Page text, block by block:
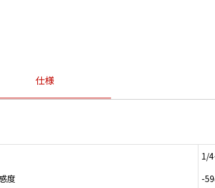
仕様
1/
度
-